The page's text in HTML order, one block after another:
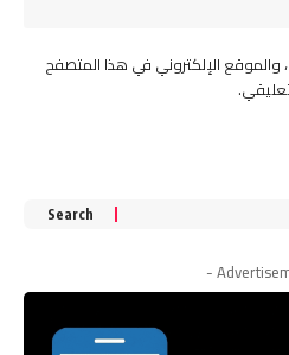
والموقع الإلكتروني في هذا المتصفح